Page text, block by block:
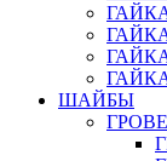
ШАЙБЫ